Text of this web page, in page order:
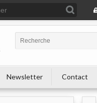
Newsletter Contact